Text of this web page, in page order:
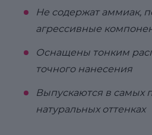
Не содержат аммиак,
агрессивные
Оснащены тонким
точного нанесения
Выпускаются в самых
натуральных оттенках